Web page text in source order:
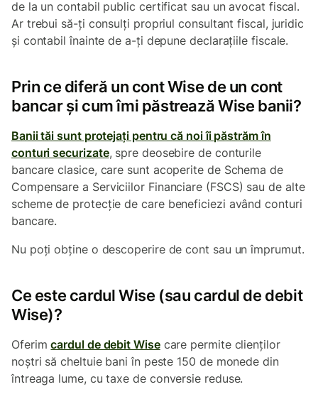
de la un contabil public certificat sau un avocat fiscal.
Ar trebui să-ți consulți propriul consultant fiscal, juridic
și contabil înainte de a-ți depune declarațiile fiscale.
Prin ce diferă un cont Wise de un cont
bancar și cum îmi păstrează Wise banii?
Banii tăi sunt protejați pentru că noi îi păstrăm în
conturi securizate, spre deosebire de conturile
bancare clasice, care sunt acoperite de Schema de
Compensare a Serviciilor Financiare (FSCS) sau de alte
scheme de protecție de care beneficiezi având conturi
bancare.
Nu poți obține o descoperire de cont sau un împrumut.
Ce este cardul Wise (sau cardul de debit
Wise)?
Oferimcardul de debit Wisecare permite clienților
noștri să cheltuie bani în peste 150 de monede din
întreaga lume, cu taxe de conversie reduse.